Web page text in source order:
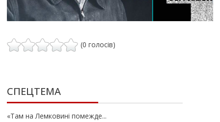
(0 голосів)
СПЕЦТЕМА
«Там на Лемковині помежде...